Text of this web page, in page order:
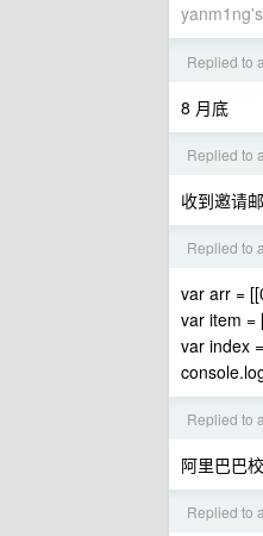
Replied to
8 月底
Replied to
收到邀请
Replied to
var arr =
var item =
var index
Replied to
阿里巴巴
Replied to